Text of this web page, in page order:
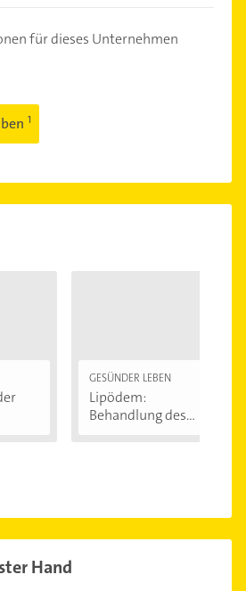
für dieses Unternehmen
GESÜNDER LEBEN
Lipödem:
Behandlung des
Hand